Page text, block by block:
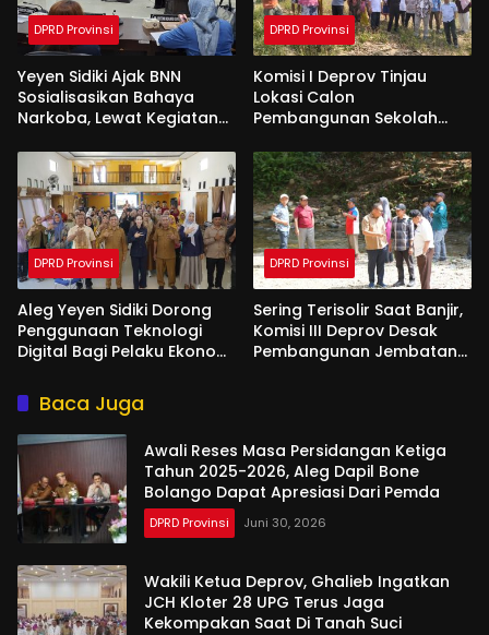
DPRD Provinsi
Yeyen Sidiki Ajak BNN
Sosialisasikan Bahaya
Narkoba, Lewat Kegiatan
DPRD Provinsi
Komisi I Deprov Tinjau
Lokasi Calon
Pembangunan Sekolah
DPRD Provinsi
Aleg Yeyen Sidiki Dorong
Penggunaan Teknologi
Digital Bagi Pelaku Ekonomi
DPRD Provinsi
Sering Terisolir Saat Banjir,
Komisi III Deprov Desak
Pembangunan Jembatan
Baca Juga
Awali Reses Masa Persidangan Ketiga
Tahun 2025-2026, Aleg Dapil Bone
Bolango Dapat Apresiasi Dari Pemda
DPRD Provinsi Juni 30, 2026
Wakili Ketua Deprov, Ghalieb Ingatkan
JCH Kloter 28 UPG Terus Jaga
Kekompakan Saat Di Tanah Suci